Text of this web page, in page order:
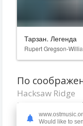
Тарзан. Легенда
Rupert Gregson-
По
Hacksaw Ridge
Rupert Gregson-
2016
Would like to